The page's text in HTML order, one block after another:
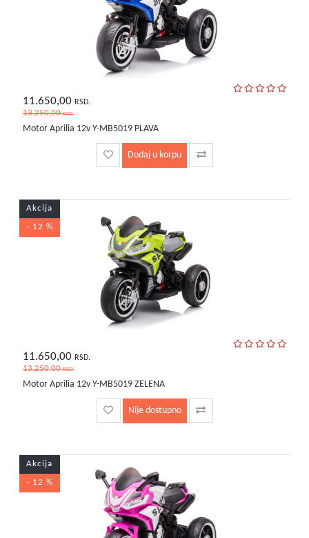
11.650,00 RSD.
13.250,00RSD.
Motor Aprilia 12v Y-MB5019 PLAVA
Dodaj u korpu
Akcija
- 12 %
11.650,00 RSD.
13.250,00RSD.
Motor Aprilia 12v Y-MB5019 ZELENA
Nije dostupno
Akcija
- 12 %